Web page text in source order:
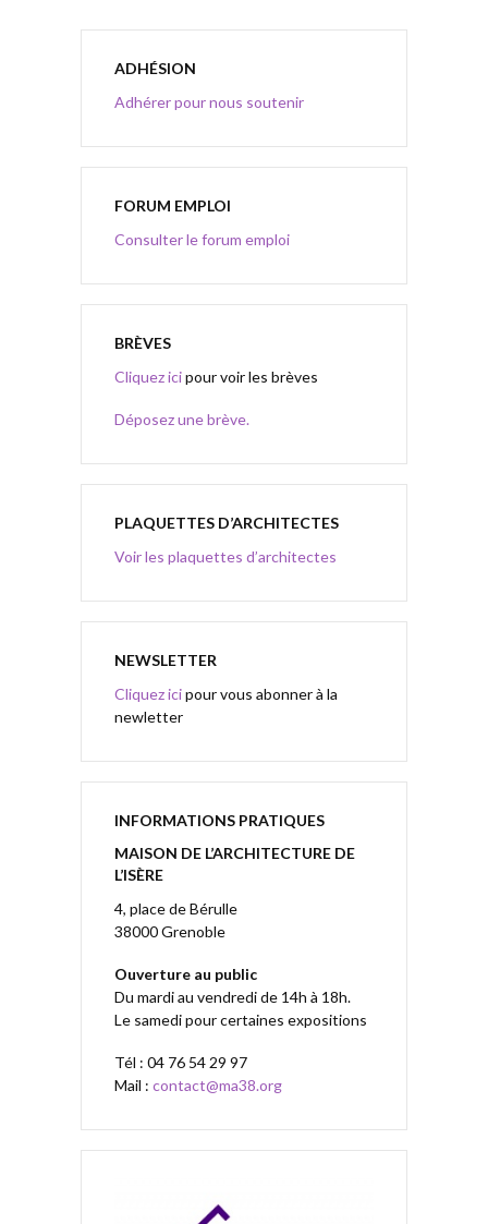
ADHÉSION
Adhérer pour nous soutenir
FORUM EMPLOI
Consulter le forum emploi
BRÈVES
Cliquez icipour voir les brèves
Déposez une brève.
PLAQUETTES D’ARCHITECTES
Voir les plaquettes d’architectes
NEWSLETTER
Cliquez icipour vous abonner à la
newletter
INFORMATIONS PRATIQUES
MAISON DE L’ARCHITECTURE DE
L’ISÈRE
4, place de Bérulle
38000 Grenoble
Ouverture au public
Du mardi au vendredi de 14h à 18h.
Le samedi pour certaines expositions
Tél : 04 76 54 29 97
Mail : contact@ma38.org